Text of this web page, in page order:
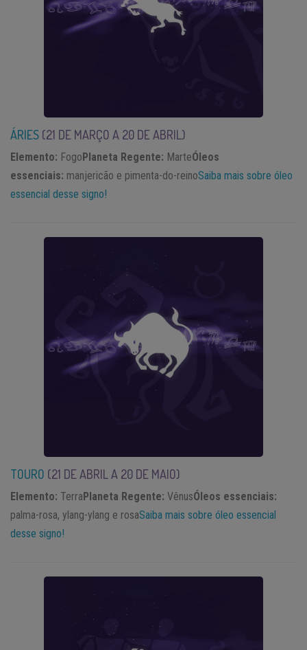
ÁRIES (21 DE MARÇO A 20 DE ABRIL)
Elemento: FogoPlaneta Regente: MarteÓleos
essenciais: manjericão e pimenta-do-reinoSaiba mais sobre óleo
essencial desse signo!
TOURO (21 DEABRIL A 20 DE MAIO)
Elemento: TerraPlaneta Regente: VênusÓleos essenciais:
palma-rosa, ylang-ylang e rosaSaiba mais sobre óleo essencial
desse signo!